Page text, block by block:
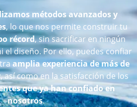
métodos avanzados y
, lo que nos permite construir tu
récord, sin sacrificar en ningún
el diseño. Por ello, puedes confiar
amplia experiencia de más de
, así como en la satisfacción de los
que ya han confiado en
nosotros.